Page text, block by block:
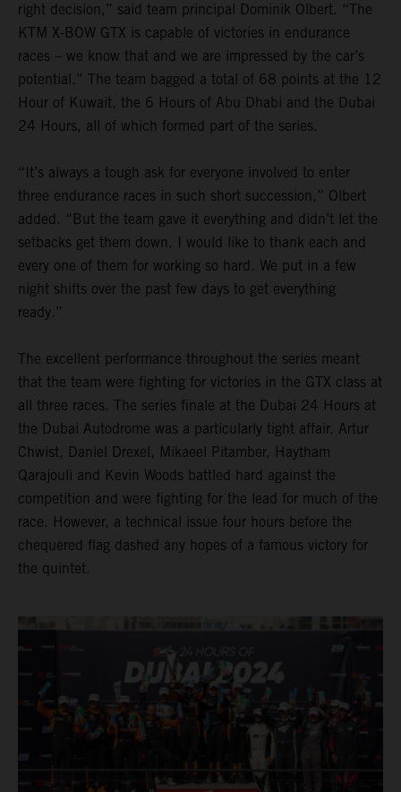
right decision,” said team principal Dominik Olbert. “The
KTM X-BOW GTX is capable of victories in endurance
races – we know that and we are impressed by the car’s
potential.” The team bagged a total of 68 points at the 12
Hour of Kuwait, the 6 Hours of Abu Dhabi and the Dubai
24 Hours, all of which formed part of the series.
“It’s always a tough ask for everyone involved to enter
three endurance races in such short succession,” Olbert
added. “But the team gave it everything and didn’t let the
setbacks get them down. I would like to thank each and
every one of them for working so hard. We put in a few
night shifts over the past few days to get everything
ready.”
The excellent performance throughout the series meant
that the team were fighting for victories in the GTX class at
all three races. The series finale at the Dubai 24 Hours at
the Dubai Autodrome was a particularly tight affair. Artur
Chwist, Daniel Drexel, Mikaeel Pitamber, Haytham
Qarajouli and Kevin Woods battled hard against the
competition and were fighting for the lead for much of the
race. However, a technical issue four hours before the
chequered flag dashed any hopes of a famous victory for
the quintet.